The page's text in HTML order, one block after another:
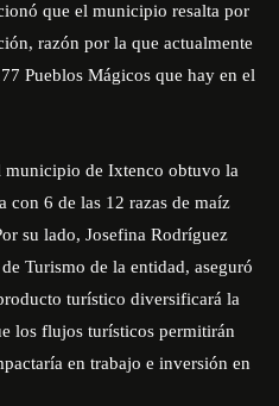
que el municipio resalta por
razón por la que actualmente
Pueblos Mágicos que hay en el
municipio de Ixtenco obtuvo la
con 6 de las 12 razas de maíz
su lado, Josefina Rodríguez
Turismo de la entidad, aseguró
turístico diversificará la
los flujos turísticos permitirán
en trabajo e inversión en